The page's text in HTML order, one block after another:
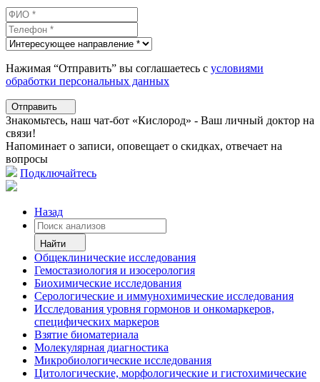
Нажимая “Отправить” вы соглашаетесь с условиями
обработки персональных данных
Отправить
Знакомьтесь, наш чат-бот «Кислород» - Ваш личный доктор на
связи!
Напоминает о записи, оповещает о скидках, отвечает на
вопросы
Подключайтесь
Назад
Найти
Общеклинические исследования
Гемостазиология и изосерология
Биохимические исследования
Серологические и иммунохимические исследования
Исследования уровня гормонов и онкомаркеров,
специфических маркеров
Взятие биоматериала
Молекулярная диагностика
Микробиологические исследования
Цитологические, морфологические и гистохимические